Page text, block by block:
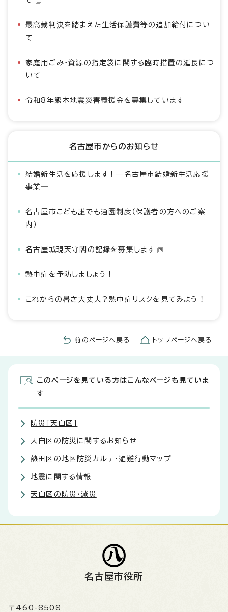
最高裁判決を踏まえた生活保護費等の追加給付につい
て
家庭用ごみ・資源の指定袋に関する臨時措置の延長につ
いて
令和8年熊本地震災害義援金を募集しています
名古屋市からのお知らせ
結婚新生活を応援します！―名古屋市結婚新生活応援
事業―
名古屋市こども誰でも通園制度（保護者の方へのご案
内）
名古屋城現天守閣の記録を募集します
熱中症を予防しましょう！
これからの暑さ大丈夫？熱中症リスクを見てみよう！
前のページへ戻る トップページへ戻る
このページを見ている方はこんなページも見ていま
す
防災［天白区］
天白区の防災に関するお知らせ
熱田区の地区防災カルテ・避難行動マップ
地震に関する情報
天白区の防災・減災
名古屋市役所
〒460-8508